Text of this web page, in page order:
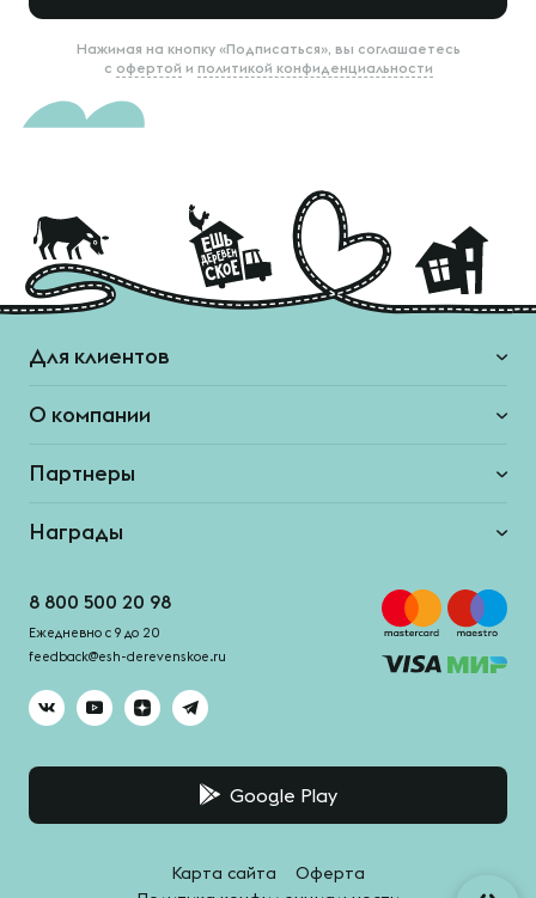
Нажимая на кнопку «Подписаться», вы соглашаетесь
с офертой и политикой конфиденциальности
Для клиентов
О компании
Партнеры
Награды
8 800 500 20 98
Ежедневно с 9 до 20
feedback@esh-derevenskoe.ru
Google Play
Карта сайта
Оферта